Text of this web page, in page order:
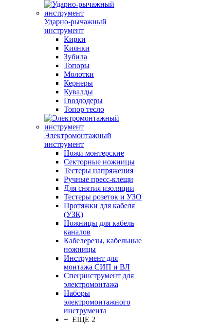
Ударно-рычажный
инструмент
Кирки
Киянки
Зубила
Топоры
Молотки
Кернеры
Кувалды
Гвоздодеры
Топор тесло
Электромонтажный
инструмент
Ножи монтерские
Секторные ножницы
Тестеры напряжения
Ручные пресс-клещи
Для снятия изоляции
Тестеры розеток и УЗО
Протяжки для кабеля
(УЗК)
Ножницы для кабель
каналов
Кабелерезы, кабельные
ножницы
Инструмент для
монтажа СИП и ВЛ
Специнструмент для
электромонтажа
Наборы
электромонтажного
инструмента
+ ЕЩЕ 2